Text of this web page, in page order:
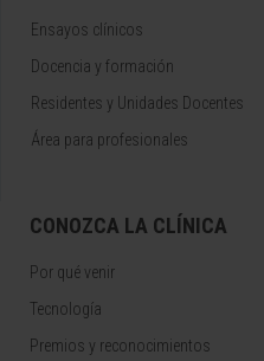
Ensayos clínicos
Docencia y formación
Residentes y Unidades Docentes
Área para profesionales
CONOZCA LA CLÍNICA
Por qué venir
Tecnología
Premios y reconocimientos